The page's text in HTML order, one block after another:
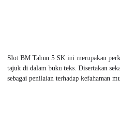
Slot BM Tahun 5 SK ini merupakan
tajuk di dalam buku teks. Disertakan
sebagai penilaian terhadap kefahaman